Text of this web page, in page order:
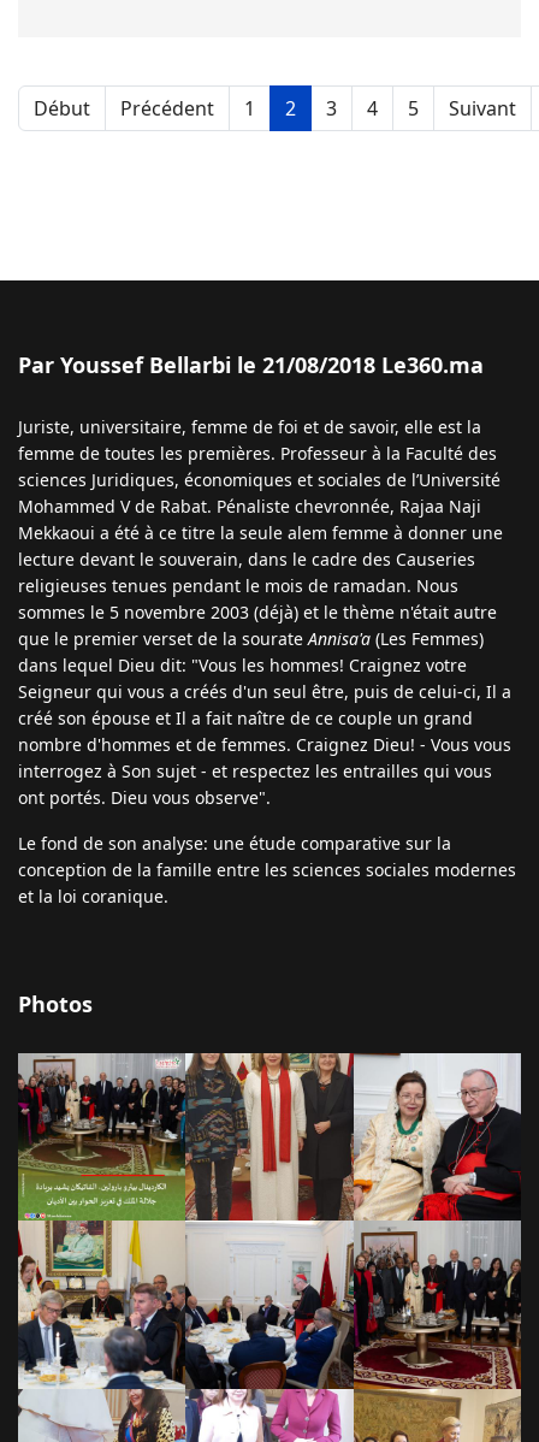
Début Précédent 1 2 3 4 5 Suivant
Par Youssef Bellarbi le 21/08/2018 Le360.ma
Juriste, universitaire, femme de foi et de savoir, elle est la
femme de toutes les premières. Professeur à la Faculté des
sciences Juridiques, économiques et sociales de l’Université
Mohammed V de Rabat. Pénaliste chevronnée, Rajaa Naji
Mekkaoui a été à ce titre la seule alem femme à donner une
lecture devant le souverain, dans le cadre des Causeries
religieuses tenues pendant le mois de ramadan. Nous
sommes le 5 novembre 2003 (déjà) et le thème n'était autre
que le premier verset de la sourateAnnisa'a (Les Femmes)
dans lequel Dieu dit: "Vous les hommes! Craignez votre
Seigneur qui vous a créés d'un seul être, puis de celui-ci, Il a
créé son épouse et Il a fait naître de ce couple un grand
nombre d'hommes et de femmes. Craignez Dieu! - Vous vous
interrogez à Son sujet - et respectez les entrailles qui vous
ont portés. Dieu vous observe".
Le fond de son analyse: une étude comparative sur la
conception de la famille entre les sciences sociales modernes
et la loi coranique.
Photos